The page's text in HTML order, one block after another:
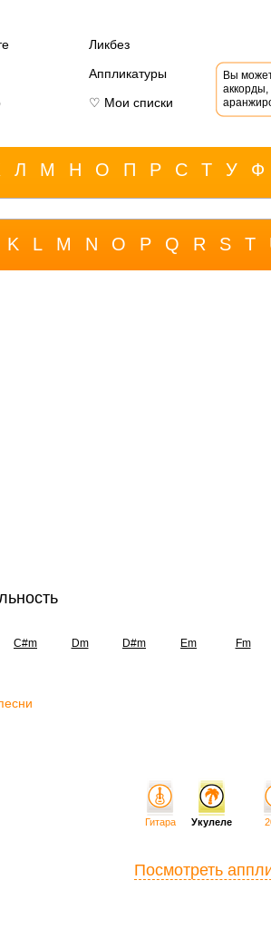
Ликбез
Аппликатуры
♡ Мои списки
Вы
аккорды,
Л М Н О П Р С Т У Ф
K L M N O P Q R S T
C#m Dm D#m Em Fm
Гитара Укулеле
Посмотреть